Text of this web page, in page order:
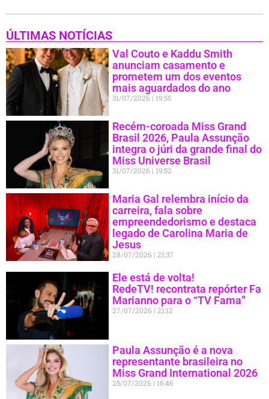
ÚLTIMAS NOTÍCIAS
Val Couto e Kaddu Smith
anunciam casamento e
prometem um dos eventos
mais aguardados do ano
31/07/2026 19:55
Recém-coroada Miss Grand
Brasil 2026, Paula Assunção
integra o júri da grande final do
Miss Universe Brasil
31/07/2026 19:52
Maria Gal relembra início da
carreira, fala sobre
empreendedorismo e destaca
legado de Carolina Maria de
Jesus
28/07/2026 21:37
Ele está de volta!
RedeTV! recontrata repórter Fa
Marianno para o “TV Fama”
27/07/2026 21:12
Paula Assunção é a nova
representante brasileira no
Miss Grand International 2026
25/07/2026 16:46